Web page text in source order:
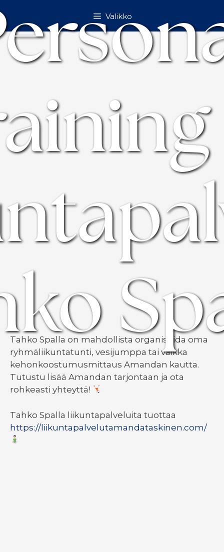
Valikko
Tahko Spalla on mahdollista organisoida oma
ryhmäliikuntatunti, vesijumppa tai vaikka
kehonkoostumusmittaus Amandan kautta.
Tutustu lisää Amandan tarjontaan ja ota
rohkeasti yhteyttä!
Tahko Spalla liikuntapalveluita tuottaa
https://liikuntapalvelutamandataskinen.com/